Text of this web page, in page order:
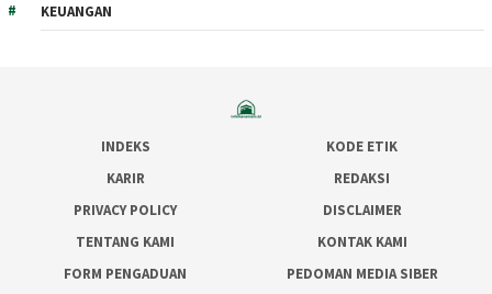
KEUANGAN
INDEKS
KODE ETIK
KARIR
REDAKSI
PRIVACY POLICY
DISCLAIMER
TENTANG KAMI
KONTAK KAMI
FORM PENGADUAN
PEDOMAN MEDIA SIBER